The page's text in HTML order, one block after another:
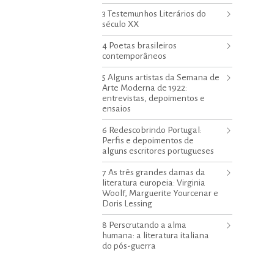
3 Testemunhos Literários do
século XX
4 Poetas brasileiros
contemporâneos
5 Alguns artistas da Semana de
Arte Moderna de 1922:
entrevistas, depoimentos e
ensaios
6 Redescobrindo Portugal:
Perfis e depoimentos de
alguns escritores portugueses
7 As três grandes damas da
literatura europeia: Virginia
Woolf, Marguerite Yourcenar e
Doris Lessing
8 Perscrutando a alma
humana: a literatura italiana
do pós-guerra